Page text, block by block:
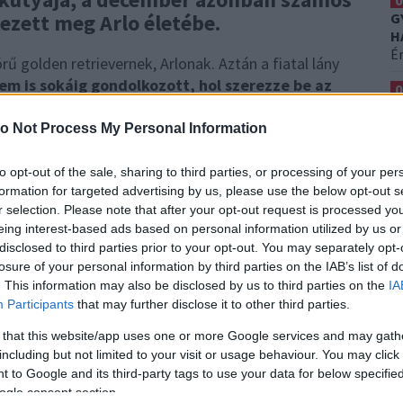
Not Process My Personal Information
opt-out of the sale, sharing to third parties, or processing of your
for targeted advertising by us, please use the below opt-out
selection. Please note that after your opt-out request is processed
interest-based ads based on personal information utilized by us
to third parties prior to your opt-out. You may separately
of your personal information by third parties on the IAB’s list of
This information may also be disclosed by us to third parties on the
Participants that may further disclose it to other third parties.
that this website/app uses one or more Google services and may
but not limited to your visit or usage behaviour. You may
to Google and its third-party tags to use your data for below
consent section.
meg Arlo életébe.
golden retrievernek, Arlonak. Aztán a fiatal lány
is sokáig gondolkozott, hol szerezze be az
hogy ott, ahonnan Arlo is származik.
ráadásul az anyjuk ugyanaz, mint az
a gazáditól.
az édesanyjával, amiről